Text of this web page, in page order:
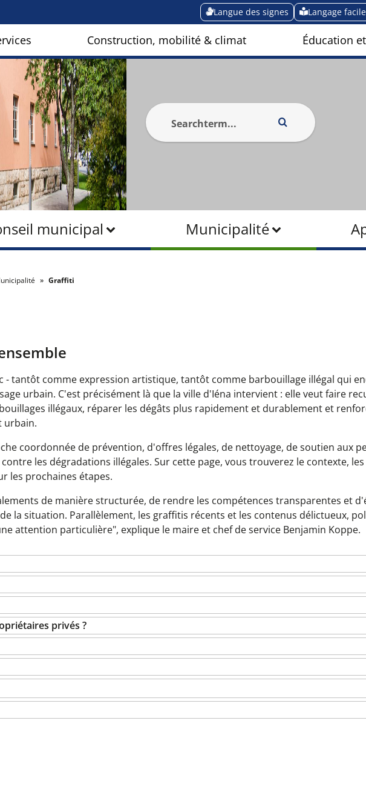
Langue des signes Langage facile
Construction, mobilité & climat Éducation
municipal Municipalité
Graffiti
- tantôt comme expression artistique, tantôt comme barbouillage illégal qui
urbain. C'est précisément là que la ville d'Iéna intervient : elle veut faire
illégaux, réparer les dégâts plus rapidement et durablement et
urbain.
coordonnée de prévention, d'offres légales, de nettoyage, de soutien aux
les dégradations illégales. Sur cette page, vous trouverez le contexte, les
les prochaines étapes.
de manière structurée, de rendre les compétences transparentes et
la situation. Parallèlement, les graffitis récents et les contenus délictueux,
attention particulière", explique le maire et chef de service Benjamin Koppe.
privés ?